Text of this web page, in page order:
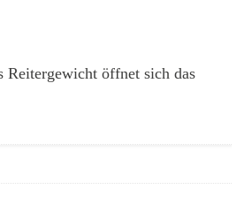
Reitergewicht öffnet sich das